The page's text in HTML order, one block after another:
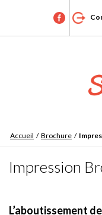
Accueil / Brochure /
Impression
L’aboutissement